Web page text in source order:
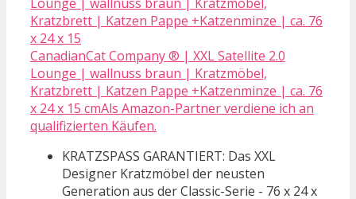
CanadianCat Company ® | XXL Satellite 2.0
Lounge | wallnuss braun | Kratzmöbel,
Kratzbrett | Katzen Pappe +Katzenminze | ca. 76
x 24 x 15 cmAls Amazon-Partner verdiene ich an
qualifizierten Käufen.
KRATZSPASS GARANTIERT: Das XXL
Designer Kratzmöbel der neusten
Generation aus der Classic-Serie - 76 x 24 x